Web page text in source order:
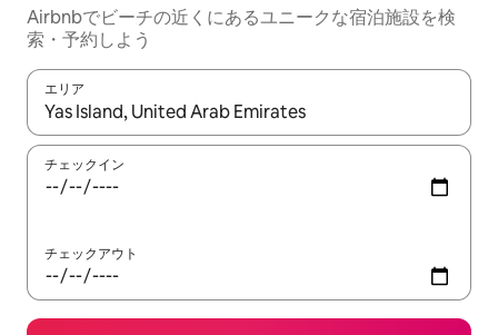
Airbnbでビーチの近くにあるユニークな宿泊施設を検
索・予約しよう
エリア
検索結果が表示されたら、上下の矢印キーを使って移動するか
チェックイン
チェックアウト